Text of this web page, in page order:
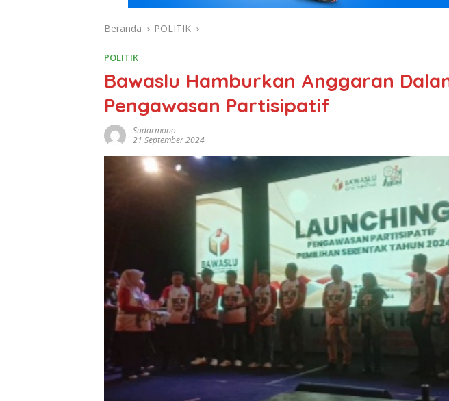
Beranda POLITIK
POLITIK
Bawaslu Hamburkan Anggaran
Pengawasan Partisipatif
Sudarmono
21 September 2024